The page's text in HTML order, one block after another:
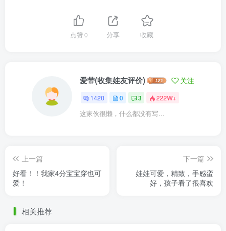
点赞0 分享 收藏
爱带(收集娃友评价) 关注
1420 0 3 222W+
这家伙很懒，什么都没有写...
上一篇
好看！！我家4分宝宝穿也可
爱！
下一篇
娃娃可爱，精致，手感蛮
好，孩子看了很喜欢
相关推荐